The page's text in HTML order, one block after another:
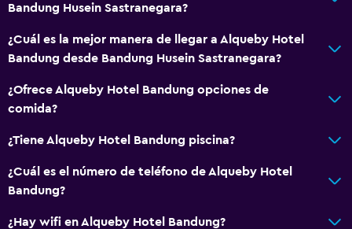
TV de pantalla plana
Accesibilidad y adecuación
Para no fumadores
Ascensor
Bandung Husein Sastranegara?
¿Cuál es la mejor manera de llegar a Alqueby Hotel
Bandung desde Bandung Husein Sastranegara?
¿Ofrece Alqueby Hotel Bandung opciones de
comida?
¿Tiene Alqueby Hotel Bandung piscina?
¿Cuál es el número de teléfono de Alqueby Hotel
Bandung?
¿Hay wifi en Alqueby Hotel Bandung?